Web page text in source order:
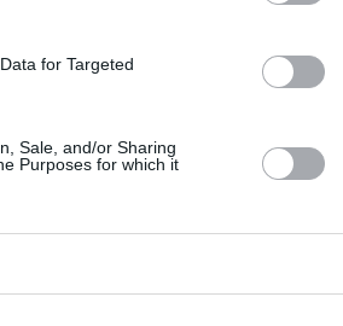
for Targeted
Sale, and/or Sharing
Purposes for which it
2019 - 13 h 11 min
2019 - 4 h 49 min